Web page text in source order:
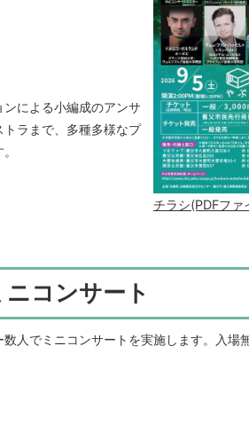
チラシ(PDFファ
による小編成のアンサ
ラまで、多種多様なプ
コンサート
人でミニコンサートを実施します。入場